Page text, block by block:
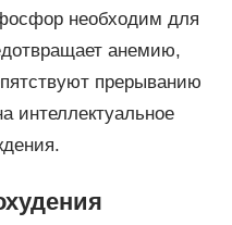
необходим для
анемию,
прерыванию
интеллектуальное